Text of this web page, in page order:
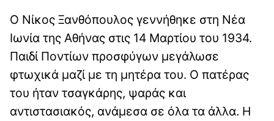
Ο Νίκος Ξανθόπουλος γεννήθηκε στη Νέα
Ιωνία της Αθήνας στις 14 Μαρτίου του 1934.
Παιδί Ποντίων προσφύγων μεγάλωσε
φτωχικά μαζί με τη μητέρα του. Ο πατέρας
του ήταν τσαγκάρης, ψαράς και
αντιστασιακός, ανάμεσα σε όλα τα άλλα. Η